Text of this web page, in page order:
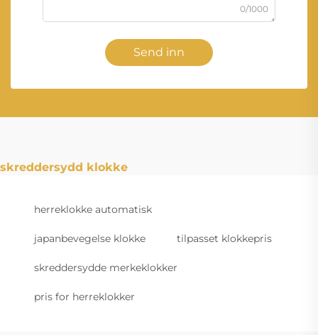
0/1000
Send inn
skreddersydd klokke
herreklokke automatisk
japanbevegelse klokke tilpasset klokkepris
skreddersydde merkeklokker
pris for herreklokker